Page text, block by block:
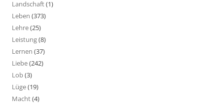
Landschaft(1)
Leben (373)
Lehre(25)
Leistung(8)
Lernen (37)
Liebe(242)
Lob(3)
Lüge(19)
Macht(4)